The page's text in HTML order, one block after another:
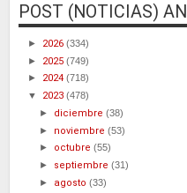
POST (NOTICIAS)
► 2026 (334)
► 2025 (749)
► 2024 (718)
▼ 2023 (478)
► diciembre(38)
► noviembre(53)
► octubre(55)
► septiembre(31)
► agosto(33)